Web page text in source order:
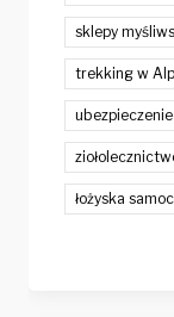
sklepy
trekking w
łożyska